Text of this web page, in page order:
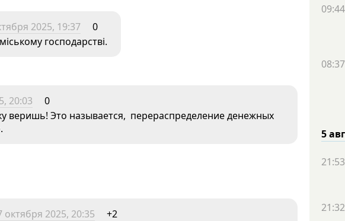
2025, 19:37
0
господарстві.
20:03
0
веришь! Это называется, перераспределение денежных
октября 2025, 20:35
+2
09:44
08:37
5
21:53
21:32